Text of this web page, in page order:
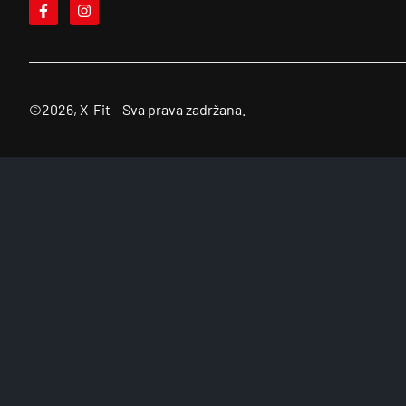
©2026, X-Fit – Sva prava zadržana.